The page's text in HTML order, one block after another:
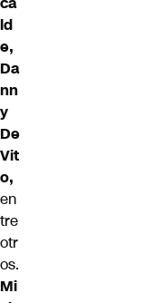
ld
e,
Da
nn
y
De
Vit
o,
en
tre
otr
os.
Mi